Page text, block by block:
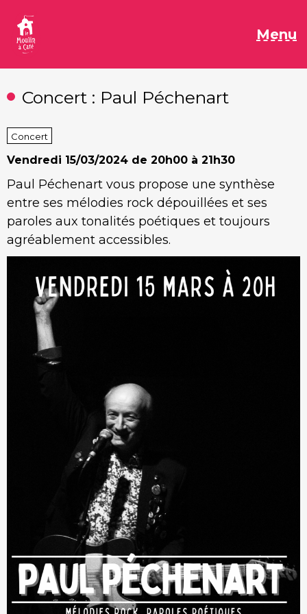
contenu
Menu
Concert : Paul Péchenart
Concert
Vendredi 15/03/2024 de 20h00 à 21h30
Paul Péchenart vous propose une synthèse
entre ses mélodies rock dépouillées et ses
paroles aux tonalités poétiques et toujours
agréablement accessibles.